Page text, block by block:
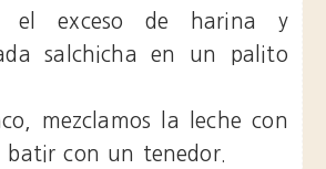
el exceso de harina y
salchicha en un palito
mezclamos la leche con
batir con un tenedor.